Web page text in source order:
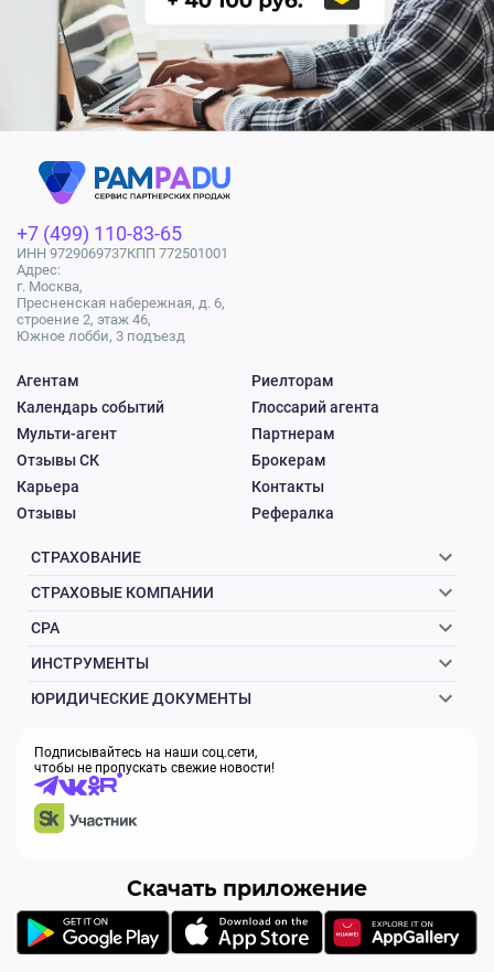
+7 (499) 110-83-65
ИНН 9729069737КПП 772501001
Адрес:
г. Москва,
Пресненская набережная, д. 6,
строение 2, этаж 46,
Южное лобби, 3 подъезд
Агентам
Риелторам
Календарь событий
Глоссарий агента
Мульти-агент
Партнерам
Отзывы СК
Брокерам
Карьера
Контакты
Отзывы
Рефералка
СТРАХОВАНИЕ
СТРАХОВЫЕ КОМПАНИИ
CPA
ИНСТРУМЕНТЫ
ЮРИДИЧЕСКИЕ ДОКУМЕНТЫ
Подписывайтесь на наши соц.сети,
чтобы не пропускать свежие новости!
Скачать приложение